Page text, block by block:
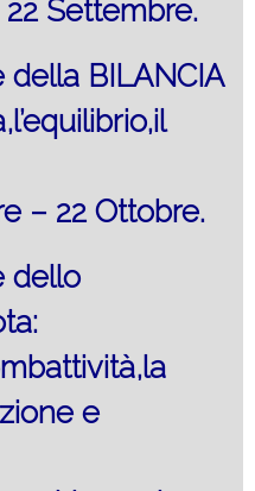
Settembre.
della BILANCIA
– 22 Ottobre.
dello
e